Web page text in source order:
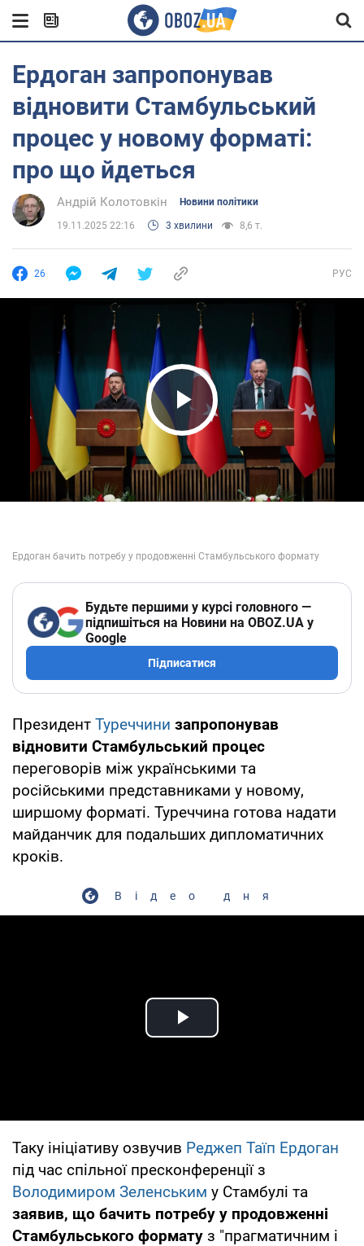
Ердоган запропонував
відновити Стамбульський
процес у новому форматі:
про що йдеться
Андрій Колотовкін Новини політики
19.11.2025 22:16 3 хвилини 8,6 т.
26 РУС
Play Video
Будьте першими у курсі головного —
підпишіться на Новини на OBOZ.UA у
Google
Підписатися
Президент Туреччини запропонував
відновити Стамбульський процес
переговорів між українськими та
російськими представниками у новому,
ширшому форматі. Туреччина готова надати
майданчик для подальших дипломатичних
кроків.
Відео дня
Play Video
Таку ініціативу озвучив Реджеп Таїп Ердоган
під час спільної пресконференції з
Володимиром Зеленським у Стамбулі та
заявив, що бачить потребу у продовженні
Стамбульського формату з "прагматичним і